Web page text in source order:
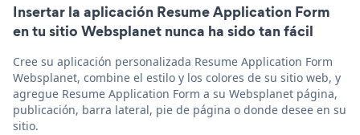
Insertar la aplicación Resume Application Form
en tu sitio Websplanet nunca ha sido tan fácil
Cree su aplicación personalizada Resume Application Form
Websplanet, combine el estilo y los colores de su sitio web, y
agregue Resume Application Form a su Websplanet página,
publicación, barra lateral, pie de página o donde desee en su
sitio.